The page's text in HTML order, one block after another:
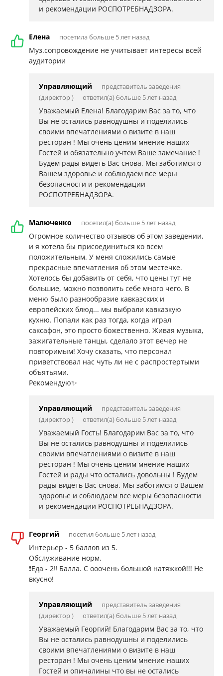
и рекомендации РОСПОТРЕБНАДЗОРА.
Елена посетила больше 5 лет назад
Муз.сопровождение не учитывает интересы всей
аудитории
Управляющий
представитель заведения
(директор )
ответил(а) больше 5 лет назад
Уважаемый Елена! Благодарим Вас за то, что
Вы не остались равнодушны и поделились
своими впечатлениями о визите в наш
ресторан ! Мы очень ценим мнение наших
Гостей и обязательно учтем Ваше замечание !
Будем рады видеть Вас снова. Мы заботимся о
Вашем здоровье и соблюдаем все меры
безопасности и рекомендации
РОСПОТРЕБНАДЗОРА.
Малюченко посетил(а) больше 5 лет назад
Огромное количество отзывов об этом заведении,
и я хотела бы присоединиться ко всем
положительным. У меня сложились самые
прекрасные впечатления об этом местечке.
Хотелось бы добавить от себя, что цены тут не
большие, можно позволить себе много чего. В
меню было разнообразие кавказских и
европейских блюд... мы выбрали кавказкую
кухню. Попали как раз тогда, когда играл
саксафон, это просто божественно. Живая музыка,
зажигательные танцы, сделало этот вечер не
повторимым! Хочу сказать, что персонал
приветствовал нас чуть ли не с распростертыми
объятьями.
Рекомендую✨
Управляющий
представитель заведения
(директор )
ответил(а) больше 5 лет назад
Уважаемый Гость! Благодарим Вас за то, что
Вы не остались равнодушны и поделились
своими впечатлениями о визите в наш
ресторан ! Мы очень ценим мнение наших
Гостей и рады что остались довольны ! Будем
рады видеть Вас снова. Мы заботимся о Вашем
здоровье и соблюдаем все меры безопасности
и рекомендации РОСПОТРЕБНАДЗОРА.
Георгий посетил больше 5 лет назад
Интерьер - 5 баллов из 5.
Обслуживание норм.
❗️Еда - 2‼️ Балла. С ооочень большой натяжкой!!! Не
вкусно!
Управляющий
представитель заведения
(директор )
ответил(а) больше 5 лет назад
Уважаемый Георгий! Благодарим Вас за то, что
Вы не остались равнодушны и поделились
своими впечатлениями о визите в наш
ресторан ! Мы очень ценим мнение наших
Гостей и опичалины что вы не остались